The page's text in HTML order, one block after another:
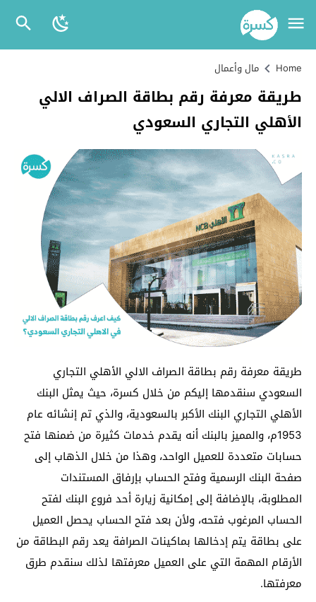
Home مال وأعمال
طريقة معرفة رقم بطاقة الصراف الالي
الأهلي التجاري السعودي
طريقة معرفة رقم بطاقة الصراف الالي الأهلي التجاري
السعودي سنقدمها إليكم من خلال كسرة، حيث يمثل البنك
الأهلي التجاري البنك الأكبر بالسعودية، والذي تم إنشائه عام
1953م، والمميز بالبنك أنه يقدم خدمات كثيرة من ضمنها فتح
حسابات متعددة للعميل الواحد، وهذا من خلال الذهاب إلى
صفحة البنك الرسمية وفتح الحساب بإرفاق المستندات
المطلوبة، بالإضافة إلى إمكانية زيارة أحد فروع البنك لفتح
الحساب المرغوب فتحه، ولأن بعد فتح الحساب يحصل العميل
على بطاقة يتم إدخالها بماكينات الصرافة يعد رقم البطاقة من
الأرقام المهمة التي على العميل معرفتها لذلك سنقدم طرق
معرفتها.